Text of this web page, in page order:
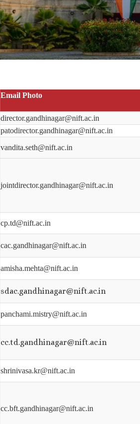
Email Photo
director.gandhinagar@nift.ac.in
patodirector.gandhinagar@nift.ac.in
vandita.seth@nift.ac.in
jointdirector.gandhinagar@nift.ac.in
cp.td@nift.ac.in
cac.gandhinagar@nift.ac.in
amisha.mehta@nift.ac.in
sdac.gandhinagar@nift.ac.in
panchami.mistry@nift.ac.in
cc.td.gandhinagar@nift.ac.in
shrinivasa.kr@nift.ac.in
cc.bft.gandhinagar@nift.ac.in